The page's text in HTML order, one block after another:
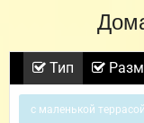
Тип
с маленькой террасой